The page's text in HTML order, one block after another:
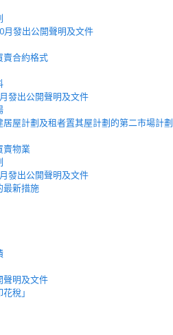
月發出公開聲明及文件
賣合約格式
發出公開聲明及文件
屋計劃及租者置其屋計劃的第二市場計劃
賣物業
發出公開聲明及文件
最新措施
聲明及文件
稅」